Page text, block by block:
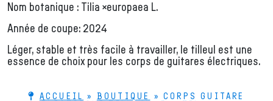
Nom botanique : Tilia ×europaea L.
Année de coupe: 2024
Léger, stable et très facile à travailler, le tilleul est une
essence de choix pour les corps de guitares électriques.
ACCUEIL » BOUTIQUE »CORPS GUITARE